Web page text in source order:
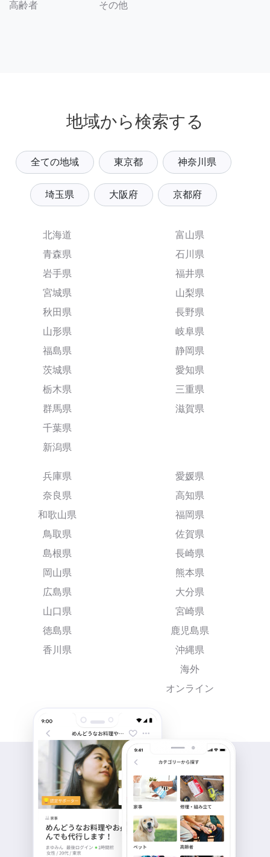
高齢者 その他
地域から検索する
全ての地域 東京都 神奈川県
埼玉県 大阪府 京都府
北海道
青森県
岩手県
宮城県
秋田県
山形県
福島県
茨城県
栃木県
群馬県
千葉県
新潟県
富山県
石川県
福井県
山梨県
長野県
岐阜県
静岡県
愛知県
三重県
滋賀県
兵庫県
奈良県
和歌山県
鳥取県
島根県
岡山県
広島県
山口県
徳島県
香川県
愛媛県
高知県
福岡県
佐賀県
長崎県
熊本県
大分県
宮崎県
鹿児島県
沖縄県
海外
オンライン